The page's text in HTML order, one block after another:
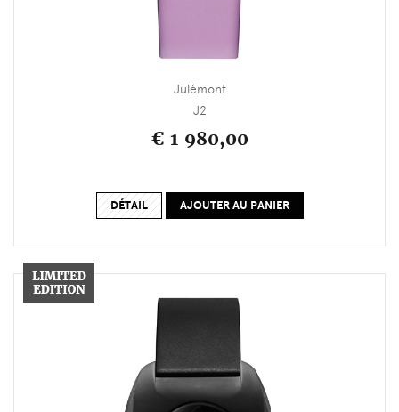
Julémont
J2
€ 1 980,00
DÉTAIL AJOUTER AU PANIER